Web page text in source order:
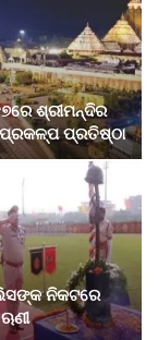
ଶ୍ରୀମନ୍ଦିର
ପ୍ରତିଷ୍ଠା
ନିକଟରେ
ଋଣୀ